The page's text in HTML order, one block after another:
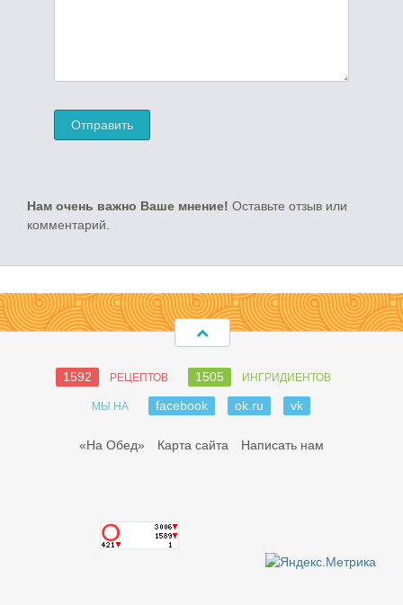
Нам очень важно Ваше мнение! Оставьте отзыв или
комментарий.
1592 РЕЦЕПТОВ 1505 ИНГРИДИЕНТОВ
МЫ НА facebook ok.ru vk
«На Обед» Карта сайта Написать нам